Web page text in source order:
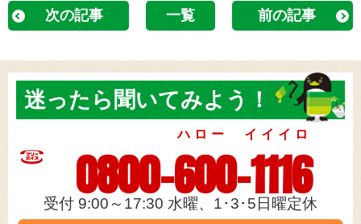
次の記事 一覧 前の記事
迷ったら 聞いてみよう！
0800-600-1116
ハロー イイイロ
受付 9:00～17:30 水曜、1･3･5日曜定休